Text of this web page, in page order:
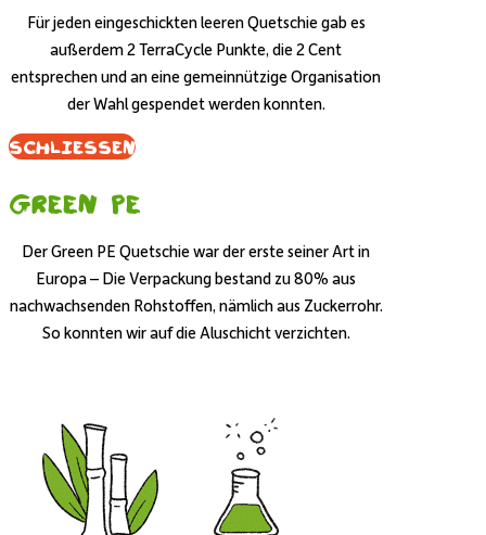
Für jeden eingeschickten leeren Quetschie gab es
außerdem 2 TerraCycle Punkte, die 2 Cent
entsprechen und an eine gemeinnützige Organisation
der Wahl gespendet werden konnten.
Schliessen
Green PE
Der Green PE Quetschie war der erste seiner Art in
Europa – Die Verpackung bestand zu 80% aus
nachwachsenden Rohstoffen, nämlich aus Zuckerrohr.
So konnten wir auf die Aluschicht verzichten.